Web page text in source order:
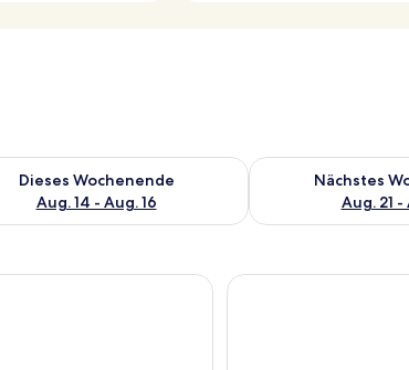
- Aug. 11.
Dieses Wochenende
Aug. 14 - Aug. 16
die Verfügbarkeit für dieses Wochenende, Aug.
Nächstes
Aug. 21 -
Überprüfe die